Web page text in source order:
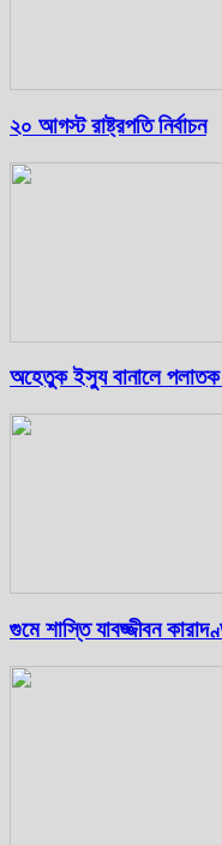
২০ আগস্ট রাষ্ট্রপতি নির্বাচন
অহেতুক ইস্যু বানালে পলাতক
গুমে শাস্তি যাবজ্জীবন